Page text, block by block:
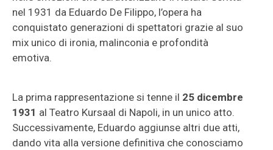
nel 1931 da Eduardo De Filippo, l’opera ha
conquistato generazioni di spettatori grazie al suo
mix unico di ironia, malinconia e profondità
emotiva.
La prima rappresentazione si tenne il 25 dicembre
1931 al Teatro Kursaal di Napoli, in un unico atto.
Successivamente, Eduardo aggiunse altri due atti,
dando vita alla versione definitiva che conosciamo